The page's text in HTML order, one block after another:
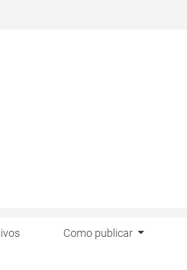
Como publicar